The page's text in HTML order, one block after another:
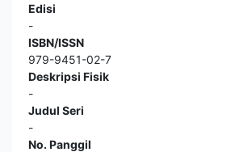
Edisi
-
ISBN/ISSN
979-9451-02-7
Deskripsi Fisik
-
Judul Seri
-
No. Panggil